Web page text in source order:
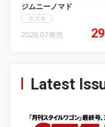
ジムニーノマド
スズキ
2026.07発売
Latest